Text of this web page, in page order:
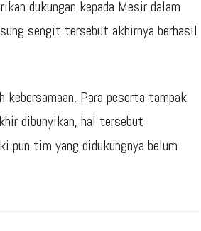
dukungan kepada Mesir dalam
sengit tersebut akhirnya berhasil
kebersamaan. Para peserta tampak
dibunyikan, hal tersebut
pun tim yang didukungnya belum